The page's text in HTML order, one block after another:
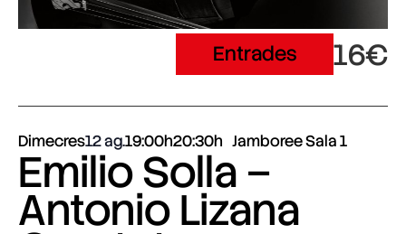
Entrades 16€
Dimecres12 ag.19:00h20:30h Jamboree Sala 1
Emilio Solla –
Antonio Lizana